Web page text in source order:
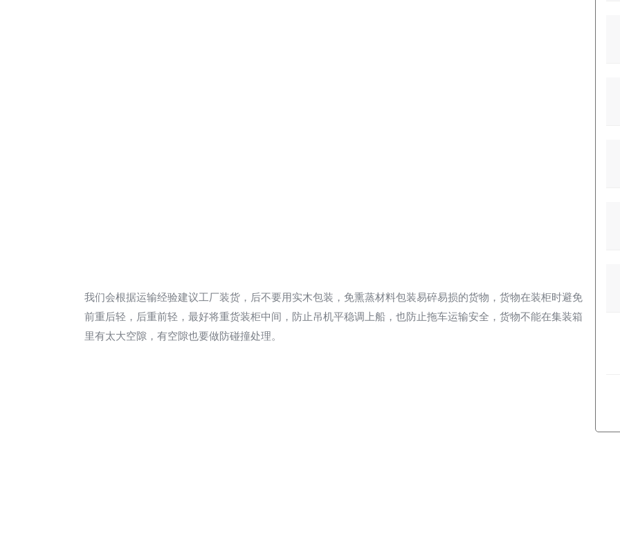
我们会根据运输经验建议工厂装货，后不要用实木包装，免熏蒸材料包装易碎易损的货物，货物在装柜时避免
前重后轻，后重前轻，最好将重货装柜中间，防止吊机平稳调上船，也防止拖车运输安全，货物不能在集装箱
里有太大空隙，有空隙也要做防碰撞处理。